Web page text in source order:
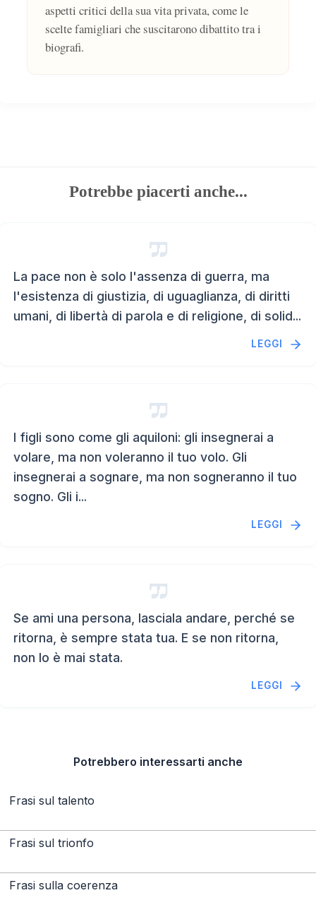
aspetti critici della sua vita privata, come le
scelte famigliari che suscitarono dibattito tra i
biografi.
Potrebbe piacerti anche...
La pace non è solo l'assenza di guerra, ma
l'esistenza di giustizia, di uguaglianza, di diritti
umani, di libertà di parola e di religione, di solid...
LEGGI
I figli sono come gli aquiloni: gli insegnerai a
volare, ma non voleranno il tuo volo. Gli
insegnerai a sognare, ma non sogneranno il tuo
sogno. Gli i...
LEGGI
Se ami una persona, lasciala andare, perché se
ritorna, è sempre stata tua. E se non ritorna,
non lo è mai stata.
LEGGI
Potrebbero interessarti anche
Frasi sul talento
Frasi sul trionfo
Frasi sulla coerenza